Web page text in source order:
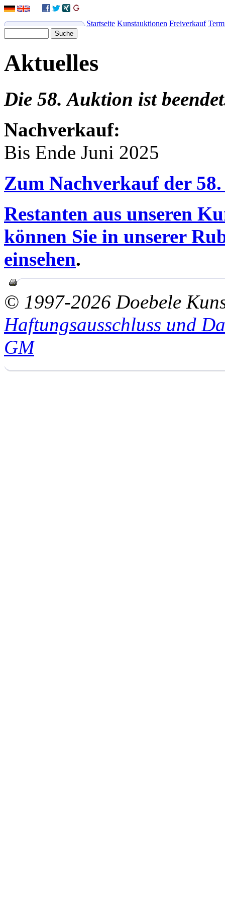
Startseite Kunstauktionen Freiverkauf
Aktuelles
Die 58. Auktion ist
Nachverkauf:
Bis Ende Juni 2025
Zum Nachverkauf der
Restanten aus unseren
können Sie in unserer
einsehen.
© 1997-2026 Doebele
Haftungsausschluss und
GM